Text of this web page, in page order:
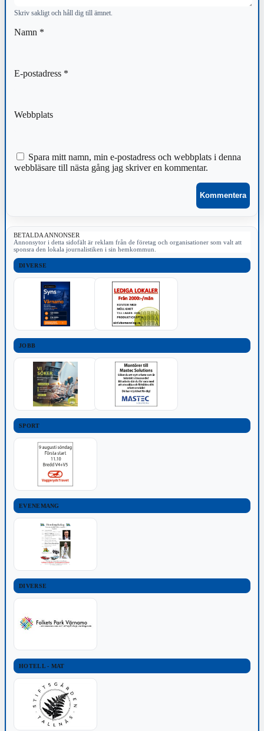
Skriv sakligt och håll dig till ämnet.
Namn *
E-postadress *
Webbplats
Spara mitt namn, min e-postadress och webbplats i denna
webbläsare till nästa gång jag skriver en kommentar.
BETALDA ANNONSER
Annonsytor i detta sidofält är reklam från de företag och organisationer som valt att
sponsra den lokala journalistiken i sin hemkommun.
DIVERSE
JOBB
SPORT
EVENEMANG
DIVERSE
HOTELL - MAT